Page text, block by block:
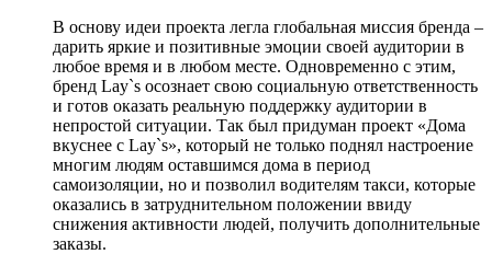
В основу идеи проекта легла глобальная миссия бренда –
дарить яркие и позитивные эмоции своей аудитории в
любое время и в любом месте. Одновременно с этим,
бренд Lay`s осознает свою социальную ответственность
и готов оказать реальную поддержку аудитории в
непростой ситуации. Так был придуман проект «Дома
вкуснее с Lay`s», который не только поднял настроение
многим людям оставшимся дома в период
самоизоляции, но и позволил водителям такси, которые
оказались в затруднительном положении ввиду
снижения активности людей, получить дополнительные
заказы.